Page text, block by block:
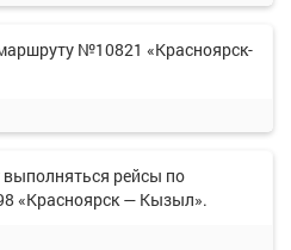
№10821 «Красноярск-
рейсы по
«Красноярск — Кызыл».